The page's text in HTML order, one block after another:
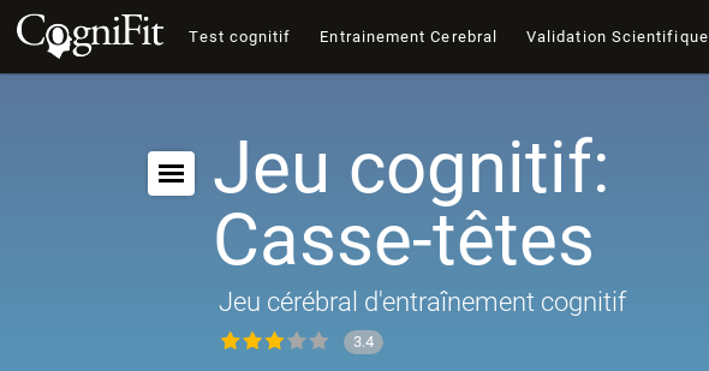
Test cognitif Entrainement Cerebral Validation Scientifique
Jeu cognitif:
Casse-têtes
Jeu cérébral d'entraînement cognitif
3.4